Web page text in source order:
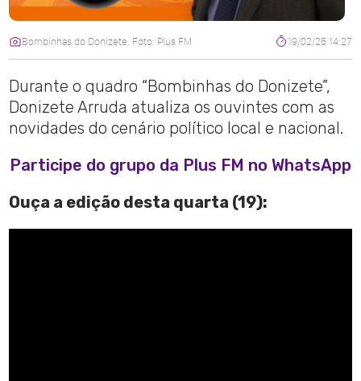
Bombinhas do Donizete. Foto: Plus FM 19/02/25 14:27
Durante o quadro “Bombinhas do Donizete”,
Donizete Arruda atualiza os ouvintes com as
novidades do cenário político local e nacional.
Participe do grupo da Plus FM no WhatsApp
Ouça a edição desta quarta (19):